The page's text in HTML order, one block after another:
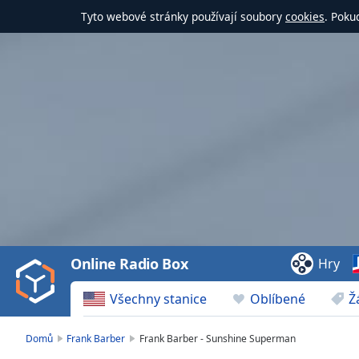
Tyto webové stránky používají soubory cookies.
Video
Play
Backward
Skip
Všechny stanice Oblíbené
Online Radio Box Hry
Domů Frank Barber Frank Barber - Sunshine Superman